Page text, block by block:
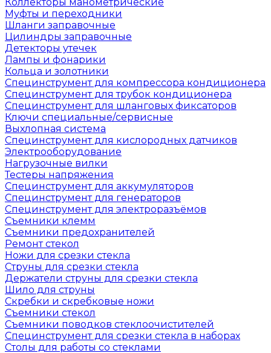
Муфты и переходники
Шланги заправочные
Цилиндры заправочные
Детекторы утечек
Лампы и фонарики
Кольца и золотники
Специнструмент для компрессора кондиционера
Специнструмент для трубок кондиционера
Специнструмент для шланговых фиксаторов
Ключи специальные/сервисные
Выхлопная система
Специнструмент для кислородных датчиков
Электрооборудование
Нагрузочные вилки
Тестеры напряжения
Специнструмент для аккумуляторов
Специнструмент для генераторов
Специнструмент для электроразъёмов
Съемники клемм
Съемники предохранителей
Ремонт стекол
Ножи для срезки стекла
Струны для срезки стекла
Держатели струны для срезки стекла
Шило для струны
Скребки и скребковые ножи
Съемники стекол
Съемники поводков стеклоочистителей
Специнструмент для срезки стекла в наборах
Столы для работы со стеклами